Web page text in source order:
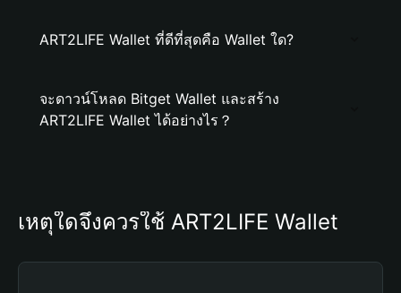
ART2LIFE Wallet ที่ดีที่สุดคือ Wallet ใด?
จะดาวน์โหลด Bitget Wallet และสร้าง
ART2LIFE Wallet ได้อย่างไร？
เหตุใดจึงควรใช้ ART2LIFE Wallet